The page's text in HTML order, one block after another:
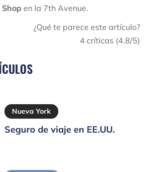
en la 7th Avenue.
¿Qué te parece este artículo?
4 críticas (4.8/5)
Nueva York
Seguro de viaje en EE.UU.